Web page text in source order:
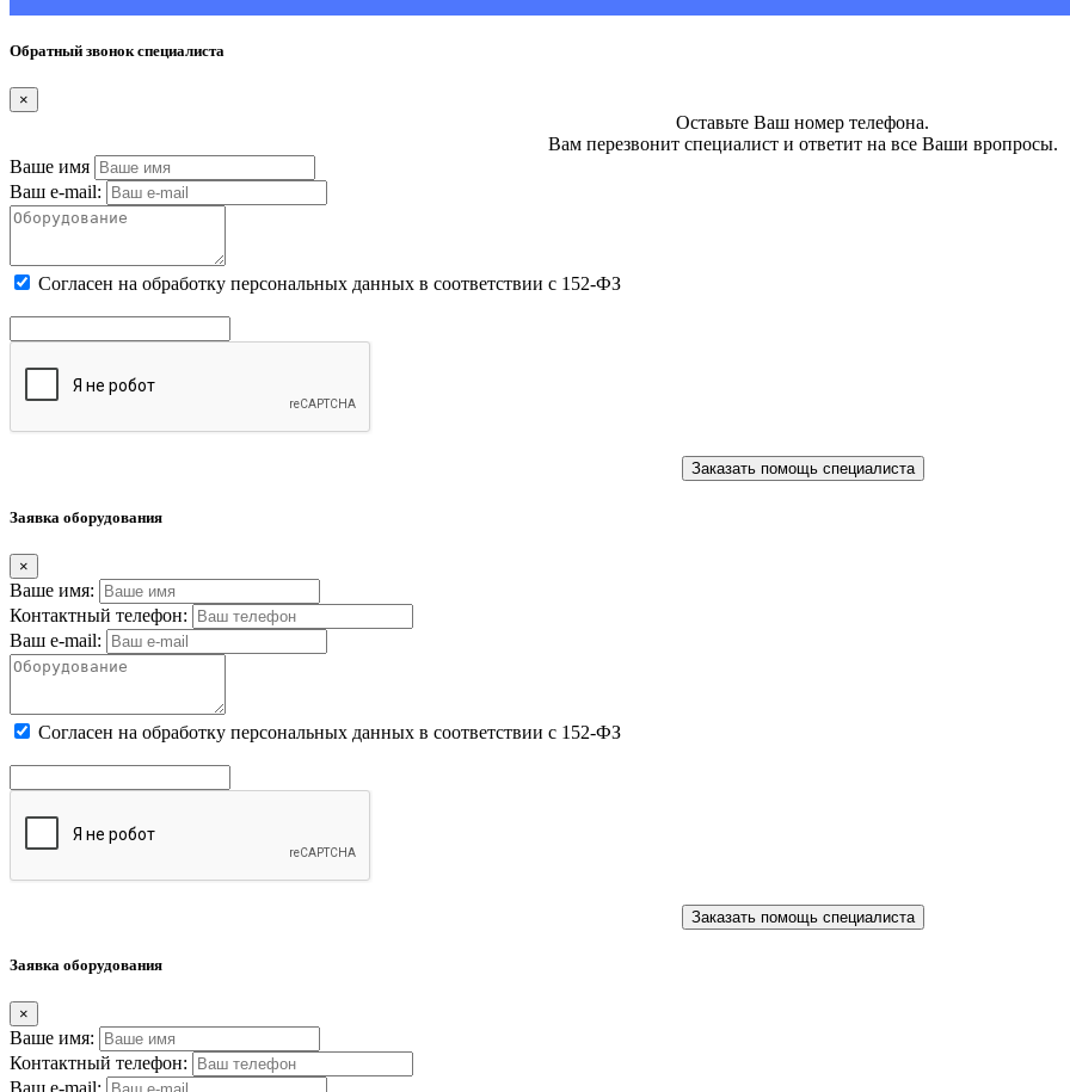
Обратный звонок специалиста
×
Оставьте Ваш номер телефона.
Вам перезвонит специалист и ответит на все Ваши вропросы.
Ваше имя
Ваш e-mail:
Cогласен на обработку персональных данных в соответствии с 152-ФЗ
Заказать помощь специалиста
Заявка оборудования
×
Ваше имя:
Контактный телефон:
Ваш e-mail:
Cогласен на обработку персональных данных в соответствии с 152-ФЗ
Заказать помощь специалиста
Заявка оборудования
×
Ваше имя:
Контактный телефон:
Ваш e-mail: